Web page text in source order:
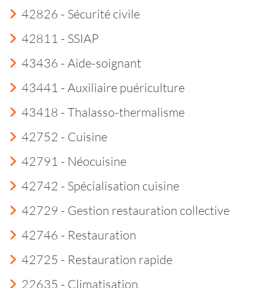
42826 - Sécurité civile
42811 - SSIAP
43436 - Aide-soignant
43441 - Auxiliaire puériculture
43418 - Thalasso-thermalisme
42752 - Cuisine
42791 - Néocuisine
42742 - Spécialisation cuisine
42729 - Gestion restauration collective
42746 - Restauration
42725 - Restauration rapide
22635 - Climatisation